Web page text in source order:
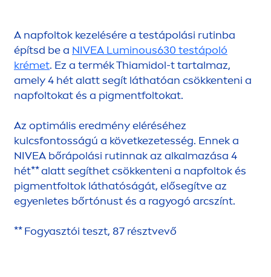
A napfoltok kezelésére a testápolási rutinba
építsd be a NIVEA Luminous630 testápoló
krémet. Ez a termék Thiamidol-t tartalmaz,
amely 4 hét alatt segít láthatóan csökkenteni a
napfoltokat és a pigmentfoltokat.
Az optimális eredmény eléréséhez
kulcsfontosságú a következetesség. Ennek a
NIVEA bőrápolási rutinnak az alkalmazása 4
hét** alatt segíthet csökkenteni a napfoltok és
pigmentfoltok láthatóságát, elősegítve az
egyenletes bőrtónust és a ragyogó arcszínt.
** Fogyasztói teszt, 87 résztvevő